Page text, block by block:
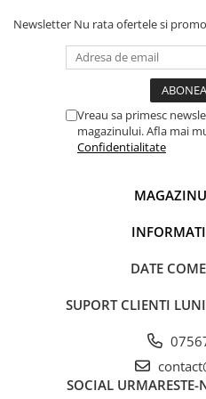
Newsletter Nu rata ofertele si
Vreau sa primesc
magazinului. Afla mai
Confidentialitate
DATE
SUPORT CLIENTI
SOCIAL